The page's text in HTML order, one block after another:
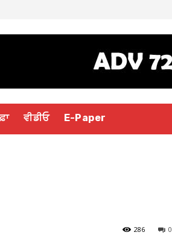
ਵੀਡੀਓ E-Paper
0
286